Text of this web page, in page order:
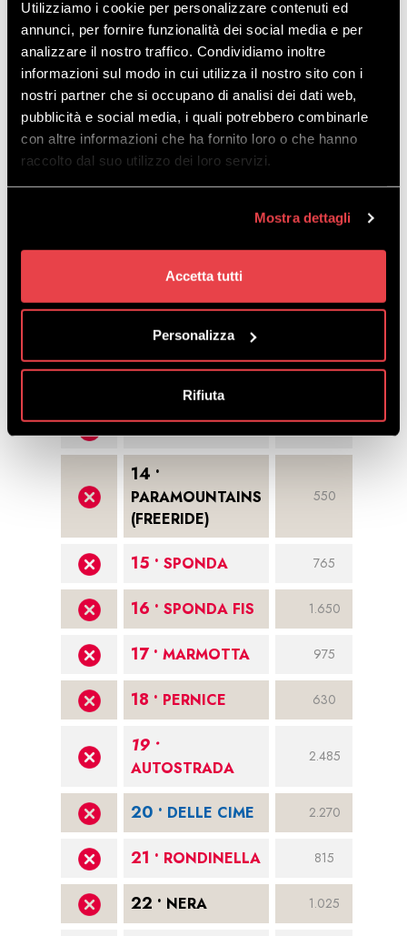
Utilizziamo i cookie per personalizzare contenuti ed
annunci, per fornire funzionalità dei social media e per
analizzare il nostro traffico. Condividiamo inoltre
informazioni sul modo in cui utilizza il nostro sito con i
nostri partner che si occupano di analisi dei dati web,
pubblicità e social media, i quali potrebbero combinarle
con altre informazioni che ha fornito loro o che hanno
raccolto dal suo utilizzo dei loro servizi.
Mostra dettagli
Accetta tutti
Personalizza
Rifiuta
Stato Pista Lunghezza
m.
2 •PEMONTE 2 735
3 •MOTTOLINO
2.315
PASSO D'EIRA
8 •ERMELLINI
11 •VERDOLIN
14 •
PARAMOUNTAINS
(FREERIDE)
550
15 • SPONDA 765
16 • SPONDA FIS 1.650
17 • MARMOTTA 975
18 • PERNICE 630
19 •
AUTOSTRADA
2.485
20 • DELLE CIME 2.270
21 • RONDINELLA 815
22 • NERA 1.025